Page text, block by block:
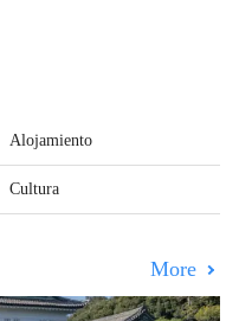
Alojamiento
Cultura
More